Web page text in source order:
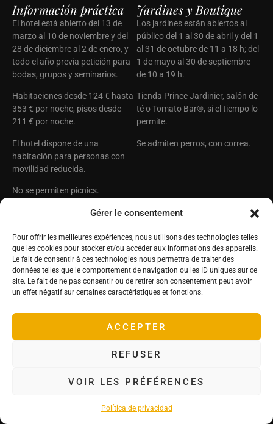
Gérer le consentement
Pour offrir les meilleures expériences, nous utilisons des technologies telles
que les cookies pour stocker et/ou accéder aux informations des appareils.
Le fait de consentir à ces technologies nous permettra de traiter des
données telles que le comportement de navigation ou les ID uniques sur ce
site. Le fait de ne pas consentir ou de retirer son consentement peut avoir
un effet négatif sur certaines caractéristiques et fonctions.
ACCEPTER
REFUSER
VOIR LES PRÉFÉRENCES
Política de privacidad
Información práctica
El hotel está abierto del 13 de
marzo al 10 de noviembre y del
28 de diciembre al 2 de enero, y
todo el año previa petición para
bodas, grupos y seminarios.
Habitaciones desde 124 € hasta
353 € por noche, pisos desde
211 € por noche.
El hotel dispone de una
habitación para personas con
movilidad reducida.
No se permiten picnics.
Jardines y Boutique
Los jardines están abiertos al
público del 1 al 30 de abril y del 1
al 31 de octubre de 11 a 18 h; del
1 de mayo al 30 de septiembre
de 10 a 19 h.
Tienda Prince Jardinier, salón de
té o Tomato Bar®, si el tiempo lo
permite.
Se admiten perros, con correa.
Castillo Hôtel de la
25, rue de La Bourdaisière
37270 Montlouis sur Loire ,
Francia
Tel: +33(0)2 47 45 16 31
contact@labourdaisiere.com
Coordenadas GPS :
Información legal
El Grupo Deyrolle
Deyrolle Territorios
El Príncipe Jardinero
Conservatorio de tomates
¡Síguenos!